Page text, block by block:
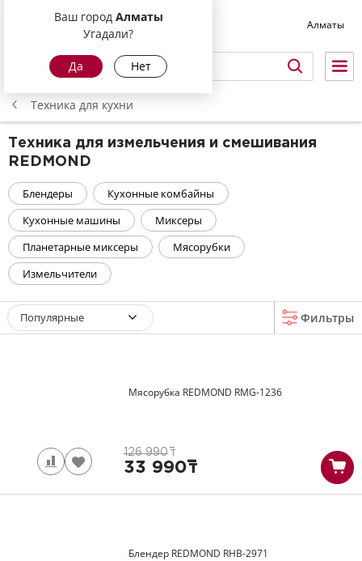
Ваш город Алматы
Угадали?
Да Нет
Алматы
Техника для кухни
Техника для измельчения и смешивания
REDMOND
Блендеры
Кухонные комбайны
Кухонные машины
Миксеры
Планетарные миксеры
Мясорубки
Измельчители
Популярные Фильтры
Мясорубка REDMOND RMG-1236
126 990 т
33 990т
Блендер REDMOND RHB-2971